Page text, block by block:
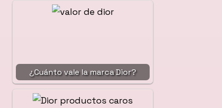
¿Cuánto vale la marca Dior?